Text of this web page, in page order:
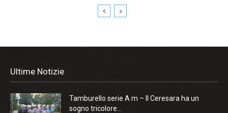
Ultime Notizie
Tamburello serie A m – Il Ceresara ha un
sogno tricolore...